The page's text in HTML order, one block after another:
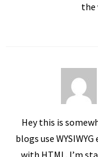
the
Hey this is
blogs use
with HTML. I’m